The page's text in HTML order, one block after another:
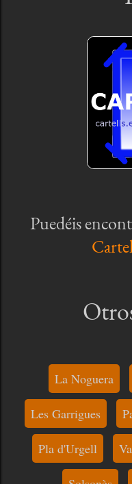
Puedéis
La Noguera
Les Garrigues
Pla d'Urgell